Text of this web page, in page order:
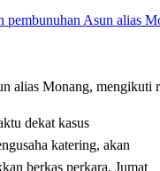
alias Monang,
dekat kasus
katering, akan
berkas perkara, Jumat